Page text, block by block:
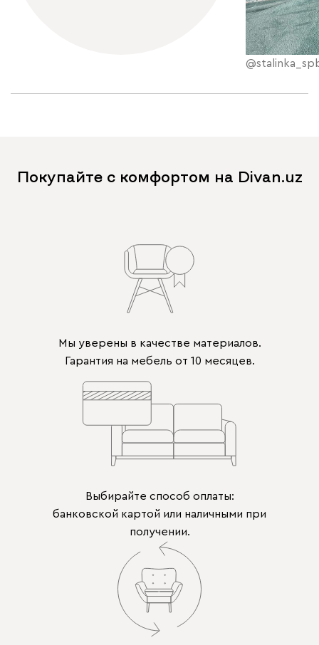
Покупайте с комфортом на Divan.uz
Мы уверены в качестве материалов.
Гарантия на мебель от 10 месяцев.
Выбирайте способ оплаты:
банковской картой или наличными при
получении.